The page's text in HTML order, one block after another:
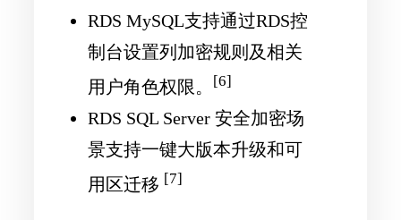
RDS MySQL支持通过RDS控
制台设置列加密规则及相关
用户角色权限。
[6]
RDS SQL Server 安全加密场
景支持一键大版本升级和可
用区迁移 [7]